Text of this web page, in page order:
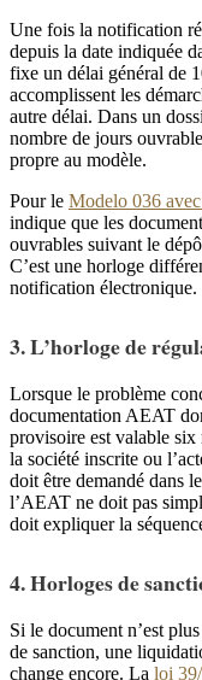
Une fois la notification
depuis la date indiquée
fixe un délai général de
accomplissent les
autre délai. Dans un
nombre de jours
propre au modèle.
Pour le Modelo 036
indique que les
ouvrables suivant le
C’est une horloge
notification électronique.
3. L’horloge de
Lorsque le problème
documentation AEAT
provisoire est valable
la société inscrite ou
doit être demandé dans
l’AEAT ne doit pas
doit expliquer la
4. Horloges de
Si le document n’est
de sanction, une
change encore. La loi